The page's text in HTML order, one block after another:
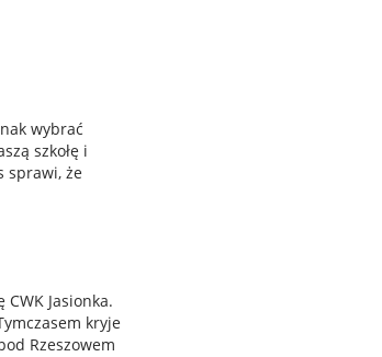
wybrać
szkołę i
sprawi, że
Jasionka.
kryje
Rzeszowem